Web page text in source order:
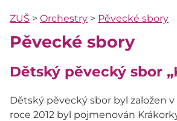
ZUŠ > Orchestry > Pěvecké sbory
Pěvecké sbory
Dětský pěvecký sbor
Dětský pěvecký sbor byl založen v
roce 2012 byl pojmenován